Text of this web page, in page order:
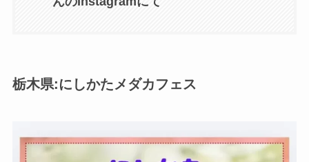
栃木県:にしかたメダカフェス